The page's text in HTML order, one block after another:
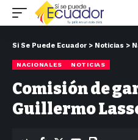
Si Se Puede Ecuador > Noticias >
NACIONALES NOTICIAS
Comisión de
Guillermo